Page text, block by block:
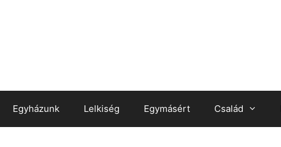
Egyházunk Lelkiség Egymásért Család